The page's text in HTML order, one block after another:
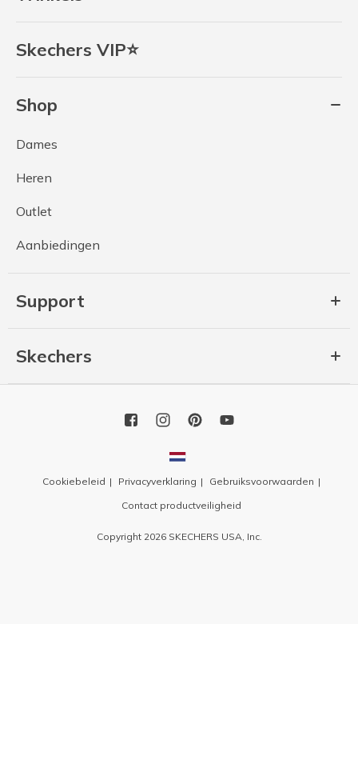
Skechers VIP⭐
Shop
Dames
Heren
Outlet
Aanbiedingen
Support
Skechers
Cookiebeleid Privacyverklaring
Gebruiksvoorwaarden
Contact productveiligheid
Copyright 2026 SKECHERS USA, Inc.